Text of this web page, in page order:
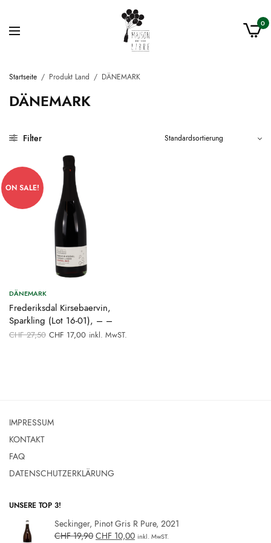
0
Startseite / Produkt Land / DÄNEMARK
DÄNEMARK
Filter
ON SALE!
DÄNEMARK
Frederiksdal Kirsebaervin,
Sparkling (Lot 16-01), – –
CHF27,50 Ursprünglicher
Preis war:
CHF 17,00Aktueller
inkl. MwST.
IMPRESSUM
KONTAKT
FAQ
DATENSCHUTZERKLÄRUNG
UNSERE TOP 3!
Seckinger, Pinot Gris R Pure, 2021
CHF19,90 CHF 10,00 inkl. MwST.